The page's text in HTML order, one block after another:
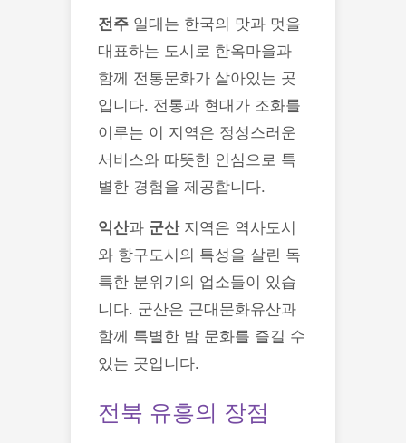
전주 일대는 한국의 맛과 멋을
대표하는 도시로 한옥마을과
함께 전통문화가 살아있는 곳
입니다. 전통과 현대가 조화를
이루는 이 지역은 정성스러운
서비스와 따뜻한 인심으로 특
별한 경험을 제공합니다.
익산과 군산지역은 역사도시
와 항구도시의 특성을 살린 독
특한 분위기의 업소들이 있습
니다. 군산은 근대문화유산과
함께 특별한 밤 문화를 즐길 수
있는 곳입니다.
전북 유흥의 장점